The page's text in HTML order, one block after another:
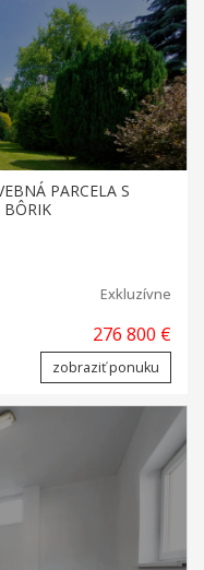
PARCELA S
Exkluzívne
276 800 €
zobraziť ponuku